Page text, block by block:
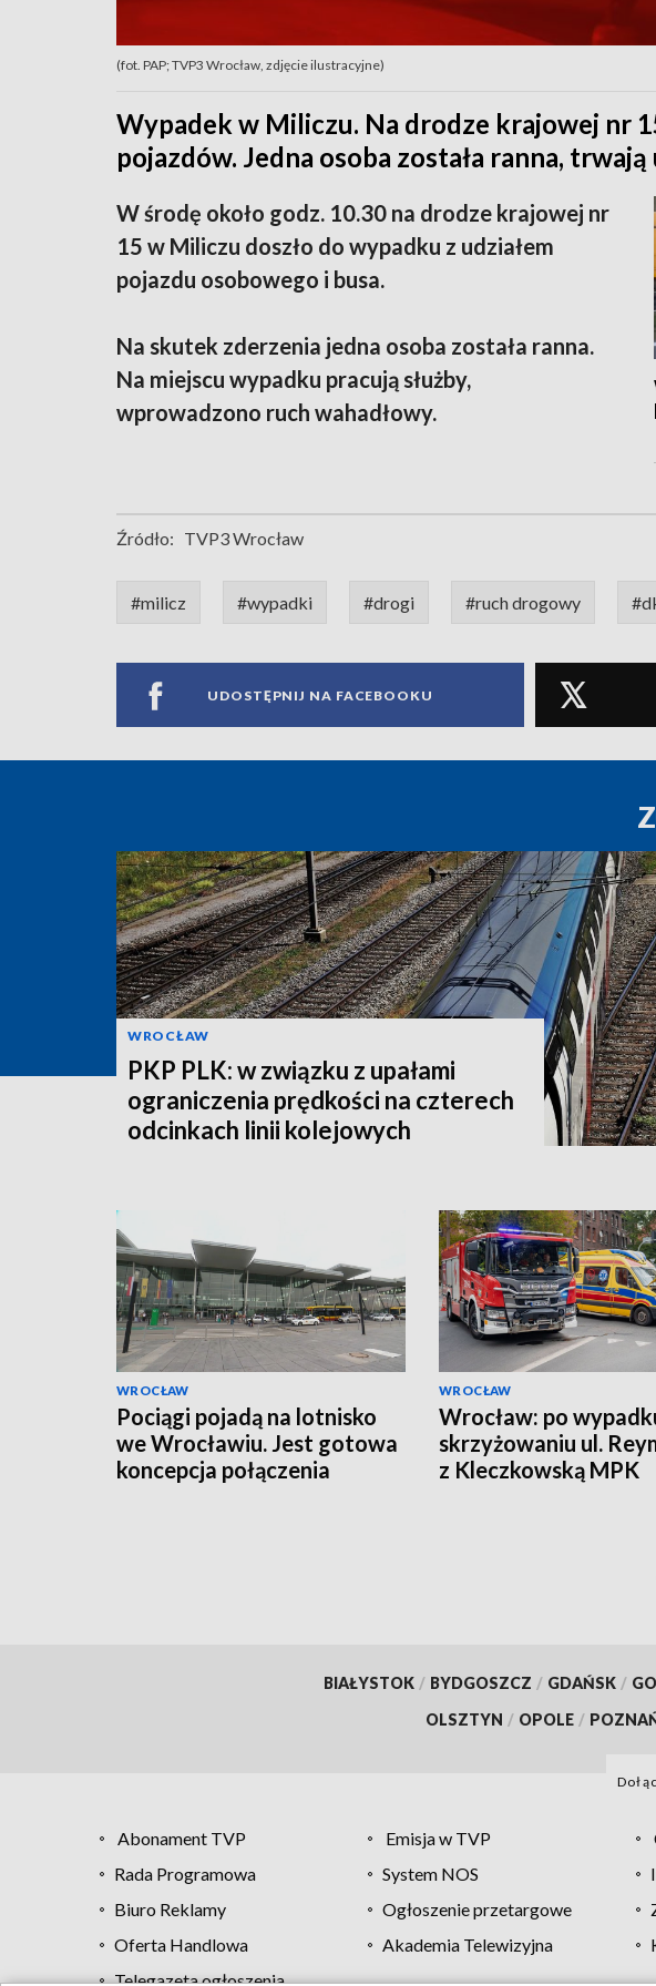
(fot. PAP; TVP3 Wrocław, zdjęcie ilustracyjne)
Wypadek w Miliczu. Na drodze krajowej nr
pojazdów. Jedna osoba została ranna,
W środę około godz. 10.30 na drodze krajowej nr
15 w Miliczu doszło do wypadku z udziałem
pojazdu osobowego i busa.
Na skutek zderzenia jedna osoba została ranna.
Na miejscu wypadku pracują służby,
wprowadzono ruch wahadłowy.
Źródło: TVP3 Wrocław
#milicz #wypadki #drogi #ruch drogowy
UDOSTĘPNIJ NA FACEBOOKU
WROCŁAW
PKP PLK: w związku z upałami
ograniczenia prędkości na czterech
odcinkach linii kolejowych
WROCŁAW
Pociągi pojadą na lotnisko
we Wrocławiu. Jest gotowa
koncepcja połączenia
WROCŁAW
Wrocław: po
skrzyżowaniu ul.
z Kleczkowską MPK
BIAŁYSTOK / BYDGOSZCZ / GDAŃSK /
OLSZTYN / OPOLE /
Abonament TVP Emisja w TVP
Rada Programowa
System NOS
Biuro Reklamy
Ogłoszenie przetargowe
Oferta Handlowa
Akademia Telewizyjna
Telegazeta ogłoszenia